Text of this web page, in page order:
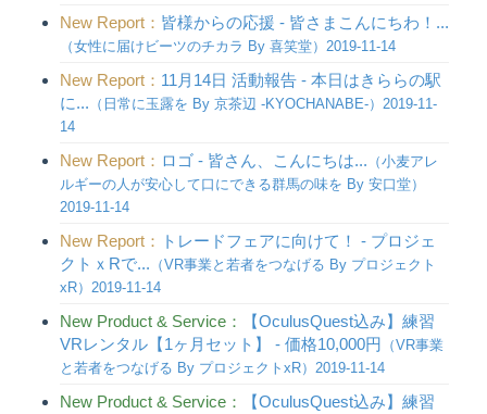
New Report： 皆様からの応援 - 皆さまこんにちわ！...
（女性に届けビーツのチカラ By 喜笑堂）2019-11-14
New Report： 11月14日 活動報告 - 本日はきららの駅
に... （日常に玉露を By 京茶辺 -KYOCHANABE-）2019-11-
14
New Report： ロゴ - 皆さん、こんにちは... （小麦アレ
ルギーの人が安心して口にできる群馬の味を By 安口堂）
2019-11-14
New Report：
トレードフェアに向けて！ - プロジェ
クトｘRで... （VR事業と若者をつなげる By プロジェクト
xR）2019-11-14
New Product & Service：
【OculusQuest込み】練習
VRレンタル【1ヶ月セット】 - 価格10,000円
（VR事業
と若者をつなげる By プロジェクトxR）2019-11-14
New Product & Service：
【OculusQuest込み】練習